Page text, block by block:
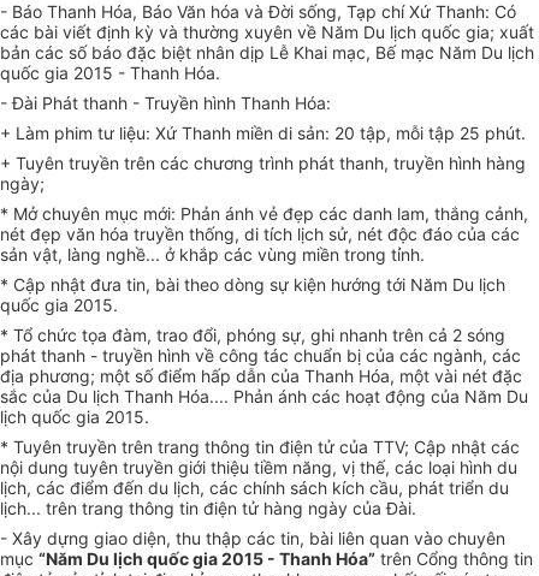
- Báo Thanh Hóa, Báo Văn hóa và Đời sống, Tạp chí Xứ Thanh: Có
các bài viết định kỳ và thường xuyên về Năm Du lịch quốc gia; xuất
bản các số báo đặc biệt nhân dịp Lễ Khai mạc, Bế mạc Năm Du lịch
quốc gia 2015 - Thanh Hóa.
- Đài Phát thanh - Truyền hình Thanh Hóa:
+ Làm phim tư liệu: Xứ Thanh miền di sản: 20 tập, mỗi tập 25 phút.
+ Tuyên truyền trên các chương trình phát thanh, truyền hình hàng
ngày;
* Mở chuyên mục mới: Phản ánh vẻ đẹp các danh lam, thắng cảnh,
nét đẹp văn hóa truyền thống, di tích lịch sử, nét độc đáo của các
sản vật, làng nghề... ở khắp các vùng miền trong tỉnh.
* Cập nhật đưa tin, bài theo dòng sự kiện hướng tới Năm Du lịch
quốc gia 2015.
* Tổ chức tọa đàm, trao đổi, phóng sự, ghi nhanh trên cả 2 sóng
phát thanh - truyền hình về công tác chuẩn bị của các ngành, các
địa phương; một số điểm hấp dẫn của Thanh Hóa, một vài nét đặc
sắc của Du lịch Thanh Hóa.... Phản ánh các hoạt động của Năm Du
lịch quốc gia 2015.
* Tuyên truyền trên trang thông tin điện tử của TTV; Cập nhật các
nội dung tuyên truyền giới thiệu tiềm năng, vị thế, các loại hình du
lịch, các điểm đến du lịch, các chính sách kích cầu, phát triển du
lịch... trên trang thông tin điện tử hàng ngày của Đài.
- Xây dựng giao diện, thu thập các tin, bài liên quan vào chuyên
mục “Năm Du lịch quốc gia 2015 - Thanh Hóa” trên Cổng thông tin